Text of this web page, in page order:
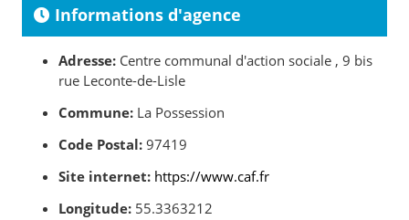
Informations d'agence
Adresse: Centre communal d'action sociale , 9 bis
rue Leconte-de-Lisle
Commune: La Possession
Code Postal: 97419
Site internet: https://www.caf.fr
Longitude: 55.3363212